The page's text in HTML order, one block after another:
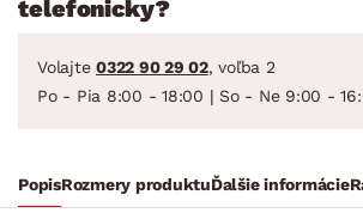
telefonicky?
Volajte 0322 90 29 02, voľba 2
Po - Pia 8:00 - 18:00 | So - Ne 9:00 -
PopisRozmery produktuĎalšie informácie